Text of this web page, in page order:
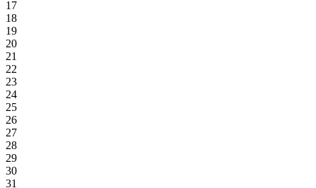
17
18
19
20
21
22
23
24
25
26
27
28
29
30
31